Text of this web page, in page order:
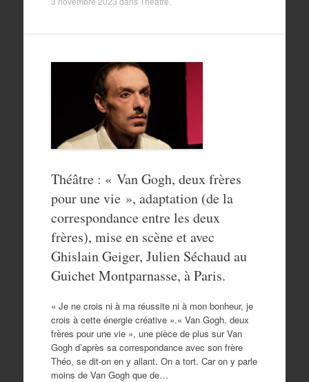
Théâtre : « Van Gogh, deux frères
pour une vie », adaptation (de la
correspondance entre les deux
frères), mise en scène et avec
Ghislain Geiger, Julien Séchaud au
Guichet Montparnasse, à Paris.
« Je ne crois ni à ma réussite ni à mon bonheur, je
crois à cette énergie créative ».« Van Gogh, deux
frères pour une vie », une pièce de plus sur Van
Gogh d’après sa correspondance avec son frère
Théo, se dit-on en y allant. On a tort. Car on y parle
moins de Van Gogh que de…